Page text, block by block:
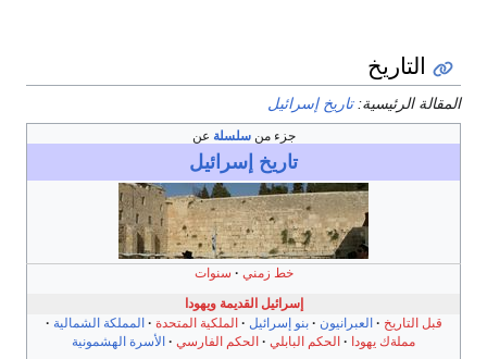
التاريخ
الرئيسية:تاريخ إسرائيل
جزء من سلسلةعن
تاريخإسرائيل
خط زمني
سنوات
إسرائيل القديمة ويهودا
قبل التاريخ
العبرانيون بنو إسرائيل الملكية المتحدة
المملكة الشمالية
مملةك يهودا
الحكم البابلي الحكم الفارسي
الأسرة الهشمونية